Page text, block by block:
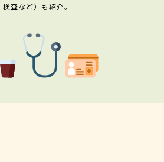
査など）も紹介。